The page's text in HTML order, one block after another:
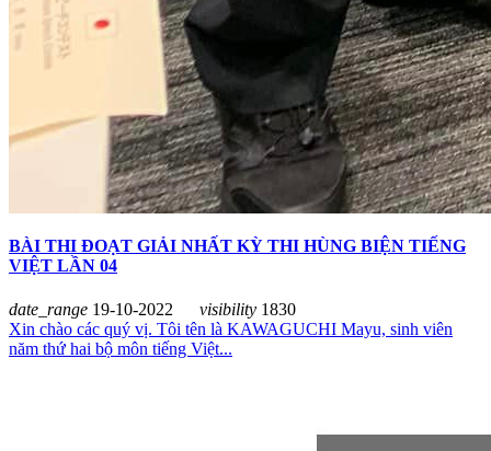
BÀI THI ĐOẠT GIẢI NHẤT KỲ THI HÙNG BIỆN TIẾNG
VIỆT LẦN 04
date_range 19-10-2022 visibility 1830
Xin chào các quý vị. Tôi tên là KAWAGUCHI Mayu, sinh viên
năm thứ hai bộ môn tiếng Việt...